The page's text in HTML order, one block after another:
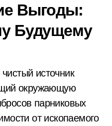
Выгоды:
Будущему
чистый источник
окружающую
парниковых
от ископаемого